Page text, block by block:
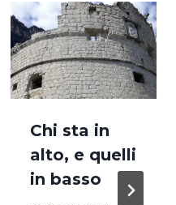
Chi sta in
alto, e quelli
in basso